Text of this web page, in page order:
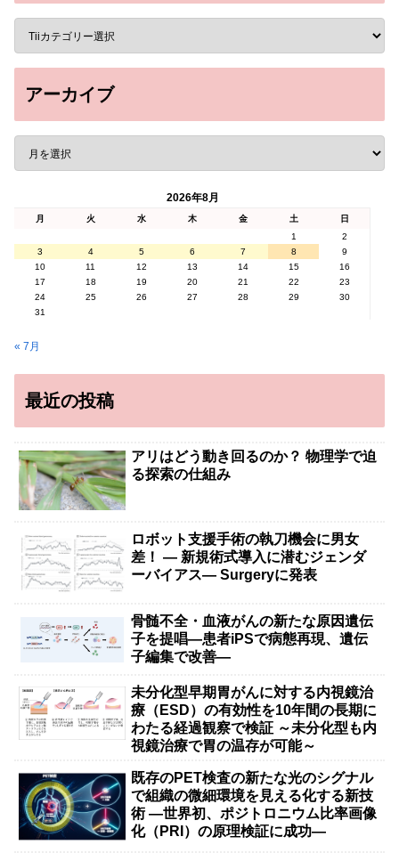
アーカイブ
2026年8月
月 火 水 木 金 土
日
1
2
3
4 5 6 7 8
9
10
11 12 13 14 15
16
17
18 19 20 21 22
23
24
25 26 27 28 29
30
31
« 7月
最近の投稿
アリはどう動き回るのか？ 物理学で迫
る探索の仕組み
ロボット支援手術の執刀機会に男女
差！ — 新規術式導入に潜むジェンダ
ーバイアス— Surgeryに発表
骨髄不全・血液がんの新たな原因遺伝
子を提唱―患者iPSで病態再現、遺伝
子編集で改善―
未分化型早期胃がんに対する内視鏡治
療（ESD）の有効性を10年間の長期に
わたる経過観察で検証 ～未分化型も内
視鏡治療で胃の温存が可能～
既存のPET検査の新たな光のシグナル
で組織の微細環境を見える化する新技
術 ―世界初、ポジトロニウム比率画像
化（PRI）の原理検証に成功―